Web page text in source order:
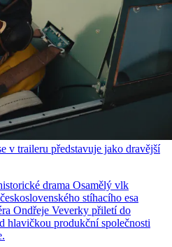
v traileru představuje jako dravější
drama Osamělý vlk
stíhacího esa
Ondřeje Veverky přiletí do
hlavičkou produkční společnosti